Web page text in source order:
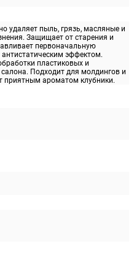
удаляет пыль, грязь, масляные и
Защищает от старения и
первоначальную
антистатическим эффектом.
пластиковых и
Подходит для молдингов и
приятным ароматом клубники.